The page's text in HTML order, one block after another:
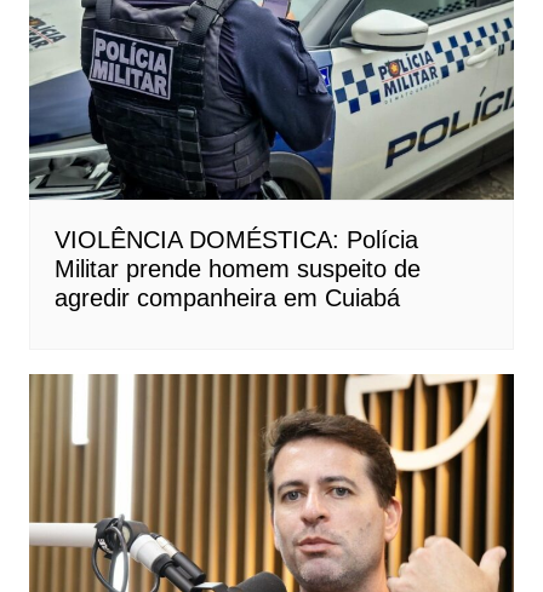
VIOLÊNCIA DOMÉSTICA: Polícia
Militar prende homem suspeito de
agredir companheira em Cuiabá